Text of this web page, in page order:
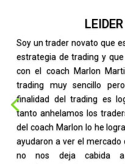
Soy un trader novato que
estrategia de trading y
con el coach Marlon
trading muy sencillo
finalidad del trading es
tanto anhelamos los
del coach Marlon lo he
ayudaron a ver el mercado
no nos deja cabida a